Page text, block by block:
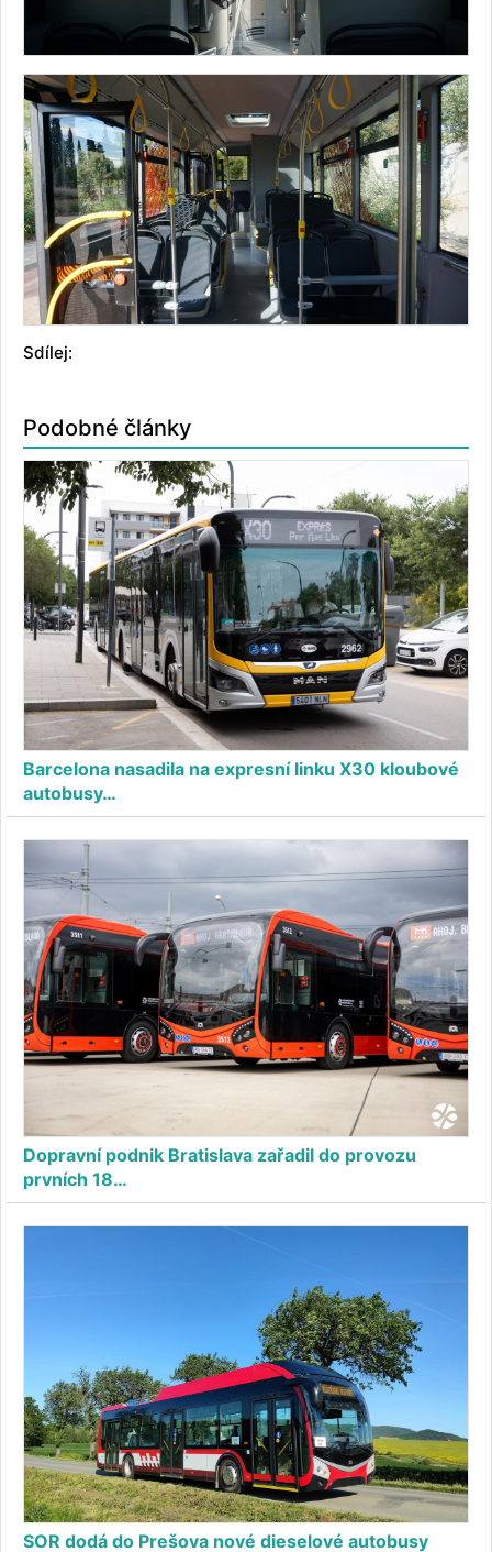
Sdílej:
Podobné články
Barcelona nasadila na expresní linku X30 kloubové
autobusy…
Dopravní podnik Bratislava zařadil do provozu
prvních 18…
SOR dodá do Prešova nové dieselové autobusy